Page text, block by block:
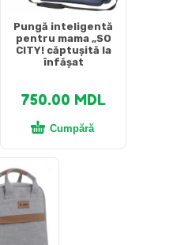
Pungă inteligentă
pentru mama „SO
CITY! căptușită la
înfășat
750.00 MDL
Cumpără